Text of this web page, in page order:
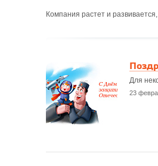
Компания растет и
Для
23